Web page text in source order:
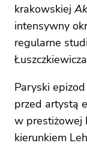
krakowskiej
intensywny
regularne
Paryski
przed artystą
w prestiżowej
kierunkiem